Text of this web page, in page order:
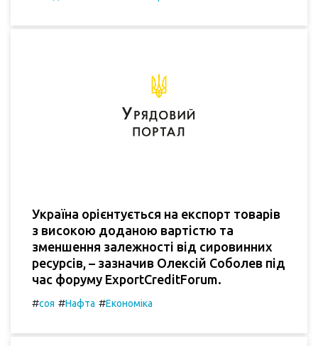
Україна орієнтується на експорт товарів
з високою доданою вартістю та
зменшення залежності від сировинних
ресурсів, – зазначив Олексій Соболев під
час форуму ExportCreditForum.
#соя #Нафта #Економіка